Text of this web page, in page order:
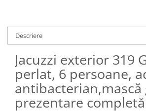
Descriere
Jacuzzi exterior 319
perlat, 6 persoane,
antibacterian,mască
prezentare completă